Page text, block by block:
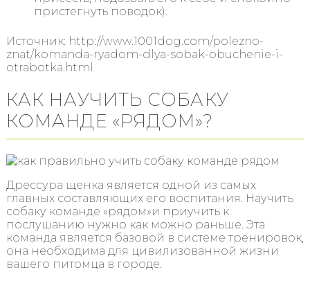
пристегнуть поводок).
Источник: http://www.1001dog.com/polezno-
znat/komanda-ryadom-dlya-sobak-obuchenie-i-
otrabotka.html
КАК НАУЧИТЬ СОБАКУ
КОМАНДЕ «РЯДОМ»?
Дрессура щенка является одной из самых
главных составляющих его воспитания. Научить
собаку команде «рядом»и приучить к
послушанию нужно как можно раньше. Эта
команда является базовой в системе тренировок,
она необходима для цивилизованной жизни
вашего питомца в городе.